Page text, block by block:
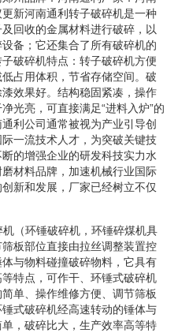
新河南通利转子破碎机是一种
回收的金属材料进行破碎，以
备；它还集合了所有破碎机的
破碎机特点：转子破碎机方便
占用体积，节省存储空间。破
效果好。结构稳固紧凑，操作
光亮，可直接满足“进料入炉”的
利公司通常被视为产业引导创
一流技术人才，为突破关键技
的增强企业的研发科技实力水
材料品牌，加速机械行业国际
新和发展，厂家已经树立不仅
（环锤破碎机，环锤碎煤机具
板部位直接由拉丝调整装置控
与物料碰撞破碎物料，它具有
特点，可作干、环锤式破碎机
单、操作维修方便、调节筛板
式破碎机经高速转动的锤体与
，破碎比大，生产效率高等特